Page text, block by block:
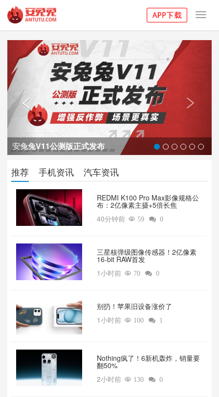
安兔兔V11公测版正式发布

Previous

推荐 手机资讯 汽车资讯
REDMI K100 Pro Max影像规格公
布：2亿像素主摄+5倍长焦
40分钟前  59  0
三星核弹级图像传感器！2亿像素
16-bit RAW首发
1小时前  70  0
别扔！苹果旧设备涨价了‌
1小时前  100  1
‌Nothing疯了！6新机轰炸，销量要
翻50%‌
2小时前  130  0